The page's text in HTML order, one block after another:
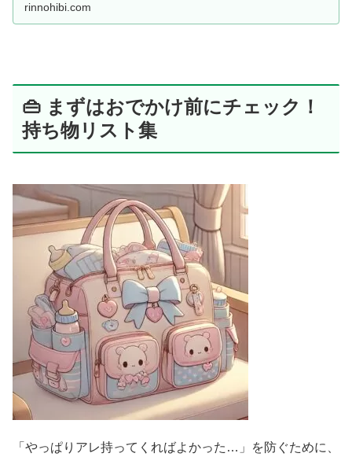
rinnohibi.com
👜 まずはおでかけ前にチェック！
持ち物リスト集
「やっぱりアレ持ってくればよかった…」を防ぐために、